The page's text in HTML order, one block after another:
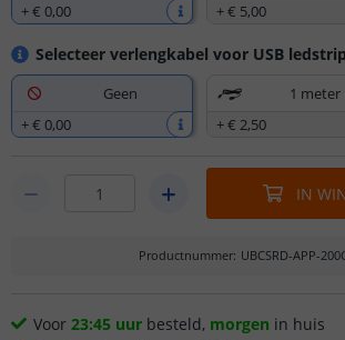
+€ 0,00
+€ 5,00
Selecteer verlengkabel voor USB ledstrip
Geen
+€ 0,00
1 meter
+€ 2,50
IN
Productnummer: UBCSRD-APP-
Voor 23:45 uur besteld, morgen in huis